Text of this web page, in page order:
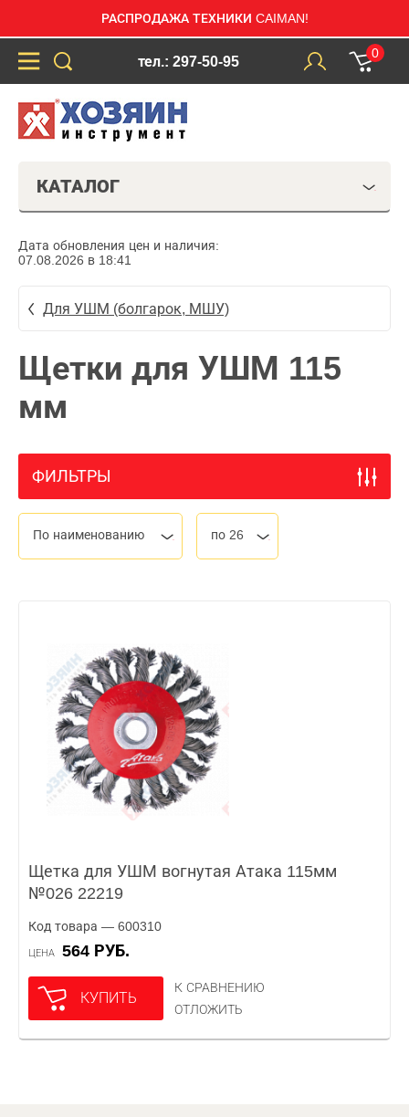
РАСПРОДАЖА ТЕХНИКИ CAIMAN!
тел.: 297-50-95
0
КАТАЛОГ
Дата обновления цен и наличия:
07.08.2026 в 18:41
Для УШМ (болгарок, МШУ)
Щетки для УШМ 115
мм
ФИЛЬТРЫ
По наименованию по 26
Щетка для УШМ вогнутая Атака 115мм
№026 22219
Код товара — 600310
ЦЕНА 564 РУБ.
КУПИТЬ
К СРАВНЕНИЮ
ОТЛОЖИТЬ